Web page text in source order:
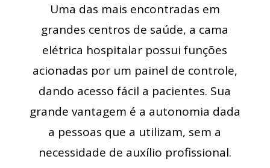
Uma das mais encontradas em
grandes centros de saúde, a cama
elétrica hospitalar possui funções
acionadas por um painel de controle,
dando acesso fácil a pacientes. Sua
grande vantagem é a autonomia dada
a pessoas que a utilizam, sem a
necessidade de auxílio profissional.